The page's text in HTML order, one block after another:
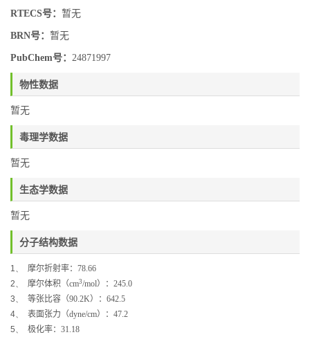
RTECS号： 暂无
BRN号： 暂无
PubChem号： 24871997
物性数据
暂无
毒理学数据
暂无
生态学数据
暂无
分子结构数据
1、 摩尔折射率： 78.66
2、
摩尔体积（cm3/mol）： 245.0
3、
等张比容（90.2K）： 642.5
4、
表面张力（dyne/cm）： 47.2
5、
极化率： 31.18